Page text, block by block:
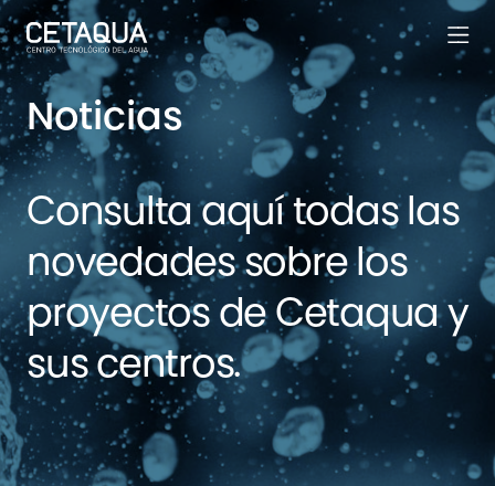
Noticias
Consulta aquí todas las
novedades sobre los
proyectos de Cetaqua y
sus centros.